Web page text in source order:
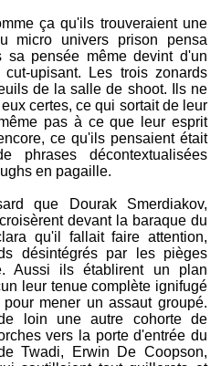
ça qu'ils trouveraient une
micro univers prison pensa
sa pensée même devint d'un
upisant. Les trois zonards
de la salle de shoot. Ils ne
certes, ce qui sortait de leur
pas à ce que leur esprit
ce qu'ils pensaient était
phrases décontextualisées
en pagaille.
que Dourak Smerdiakov,
devant la baraque du
qu'il fallait faire attention,
désintégrés par les pièges
Aussi ils établirent un plan
leur tenue complète ignifugé
mener un assaut groupé.
loin une autre cohorte de
vers la porte d'entrée du
Twadi, Erwin De Coopson,